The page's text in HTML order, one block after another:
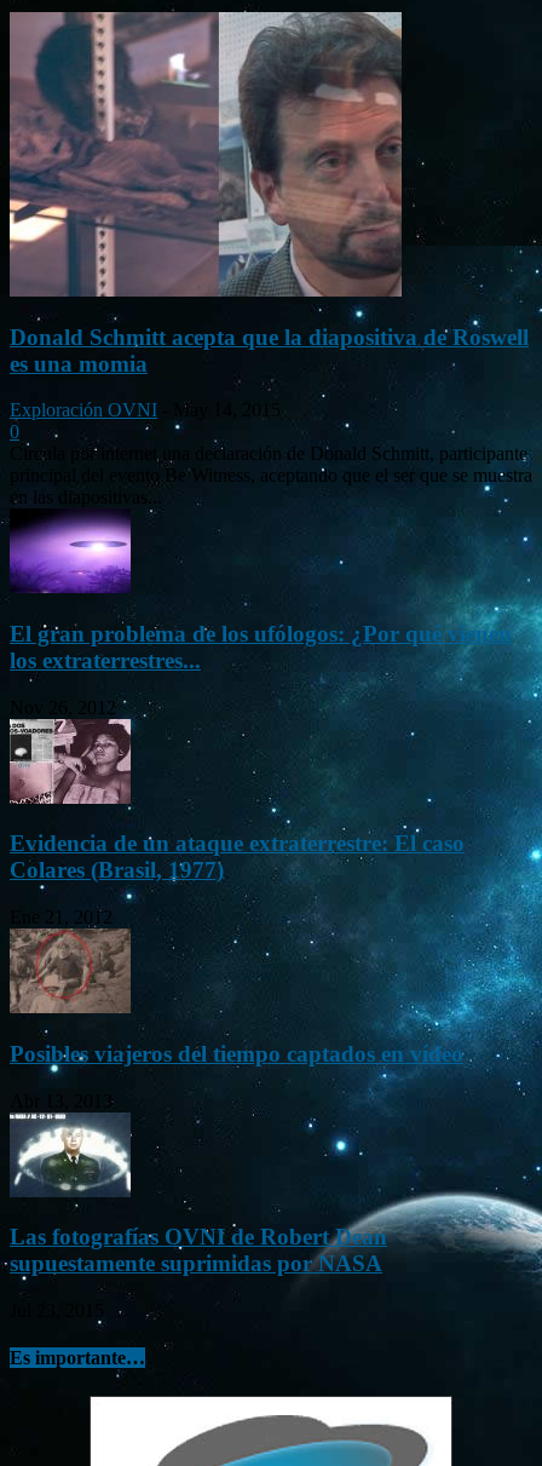
Donald Schmitt acepta que la diapositiva de Roswell
es una momia
Exploración OVNI
May 14, 2015
0
Circula por internet una declaración de Donald Schmitt, participante
principal del evento Be Witness, aceptando que el ser que se muestra
en las diapositivas...
El gran problema de los ufólogos: ¿Por qué vienen
los extraterrestres...
Nov 26, 2012
Evidencia de un ataque extraterrestre: El caso
Colares (Brasil, 1977)
Ene 21, 2012
Posibles viajeros del tiempo captados en vídeo
Abr 13, 2013
Las fotografías OVNI de Robert Dean
supuestamente suprimidas por NASA
Es importante…